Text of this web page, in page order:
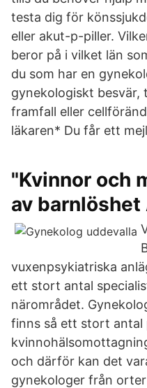
testa dig för
eller akut-p-piller.
beror på i vilket län
du som har en
gynekologiskt besvär,
framfall eller
läkaren* Du får ett
"Kvinnor och
av
vuxenpsykiatriska
ett stort antal
närområdet.
finns så ett stort antal
och därför kan det
gynekologer från